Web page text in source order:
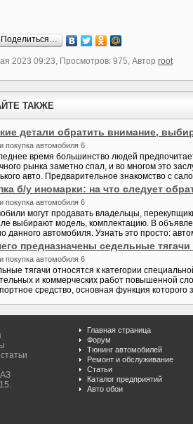
Поделиться…
2023 09:23, Просмотров: 975, Автор root
ТАКЖЕ
детали обратить внимание,
покупка автомобиля 6
время большинство людей
рынка заметно спал, и во многом это
авто. Предварительное знакомство с
б/у иномарки: на что следует
покупка автомобиля 6
могут продавать владельцы,
выбирают модель, комплектацию. В
данного автомобиля. Узнать это просто:
предназначены седельные
покупка автомобиля 6
тягачи относятся к категории
и коммерческих работ повышенной
средство, основная функция которого
Главная страница
Форум
Тюнинг автомобилей
Ремонт и обслуживание
Статьи
Каталог предприятий
Авто обои